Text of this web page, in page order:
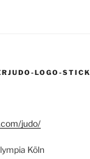
LOGO-STICK
judo/
Köln